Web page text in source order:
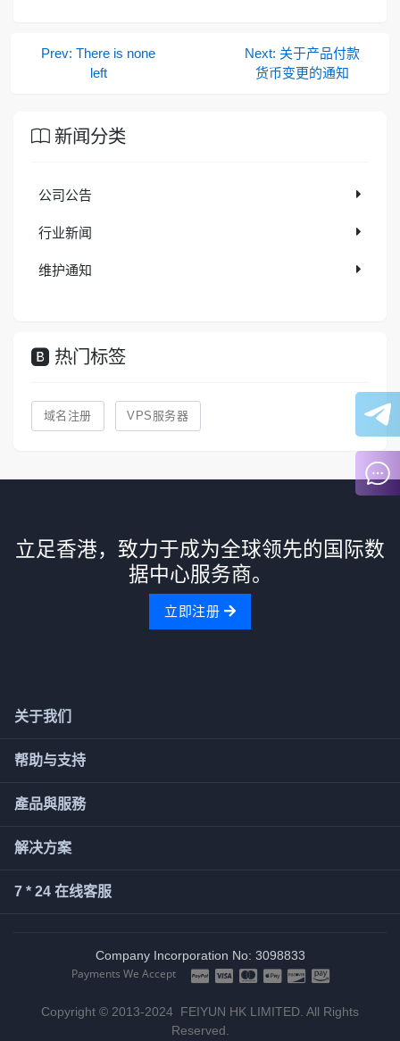
Prev: There is none
left
Next: 关于产品付款
货币变更的通知
新闻分类
公司公告
行业新闻
维护通知
热门标签
域名注册 VPS服务器
立足香港，致力于成为全球领先的国际数
据中心服务商。
立即注册
关于我们
帮助与支持
產品與服務
解决方案
7 * 24 在线客服
Company Incorporation No: 3098833
Payments We Accept
Copyright © 2013-2024 FEIYUN HK LIMITED. All Rights
Reserved.